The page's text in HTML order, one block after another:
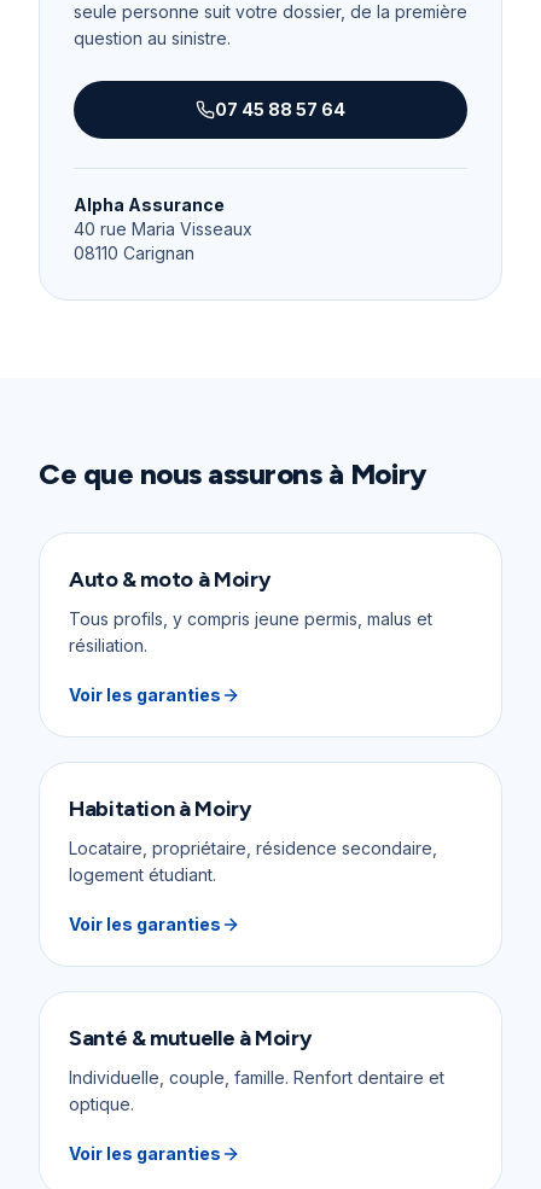
seule personne suit votre dossier, de la première
question au sinistre.
07 45 88 57 64
Alpha Assurance
40 rue Maria Visseaux
08110 Carignan
Ce que nous assurons à Moiry
Auto & moto àMoiry
Tous profils, y compris jeune permis, malus et
résiliation.
Voir les garanties
HabitationàMoiry
Locataire, propriétaire, résidence secondaire,
logement étudiant.
Voir les garanties
Santé & mutuelle àMoiry
Individuelle, couple, famille. Renfort dentaire et
optique.
Voir les garanties